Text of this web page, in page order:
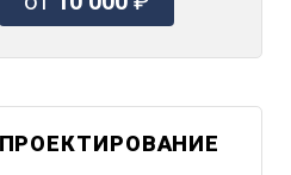
ПРОЕКТИРОВАНИЕ